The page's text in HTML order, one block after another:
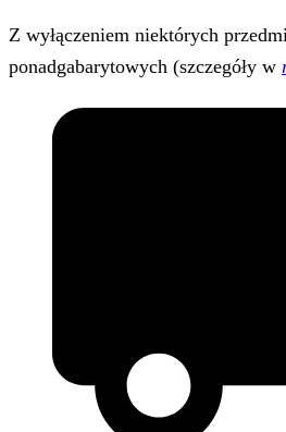
Z wyłączeniem niektórych
ponadgabarytowych (szczegóły w